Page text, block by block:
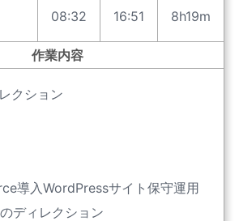
08:32 16:51 8h19m
作業内容
クション
導入WordPressサイト保守運用
ディレクション